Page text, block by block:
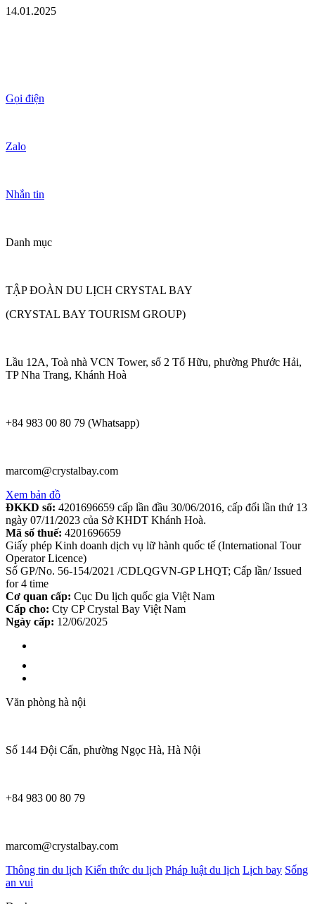
14.01.2025
Gọi điện
Zalo
Nhắn tin
Danh mục
TẬP ĐOÀN DU LỊCH CRYSTAL BAY
(CRYSTAL BAY TOURISM GROUP)
Lầu 12A, Toà nhà VCN Tower, số 2 Tố Hữu, phường Phước Hải,
TP Nha Trang, Khánh Hoà
+84 983 00 80 79 (Whatsapp)
marcom@crystalbay.com
Xem bản đồ
ĐKKD số: 4201696659 cấp lần đầu 30/06/2016, cấp đổi lần thứ 13
ngày 07/11/2023 của Sở KHDT Khánh Hoà.
Mã số thuế: 4201696659
Giấy phép Kinh doanh dịch vụ lữ hành quốc tế (International Tour
Operator Licence)
Số GP/No. 56-154/2021 /CDLQGVN-GP LHQT; Cấp lần/ Issued
for 4 time
Cơ quan cấp: Cục Du lịch quốc gia Việt Nam
Cấp cho: Cty CP Crystal Bay Việt Nam
Ngày cấp: 12/06/2025
Văn phòng hà nội
Số 144 Đội Cấn, phường Ngọc Hà, Hà Nội
+84 983 00 80 79
marcom@crystalbay.com
Thông tin du lịch Kiến thức du lịch Pháp luật du lịch Lịch bay Sống
an vui